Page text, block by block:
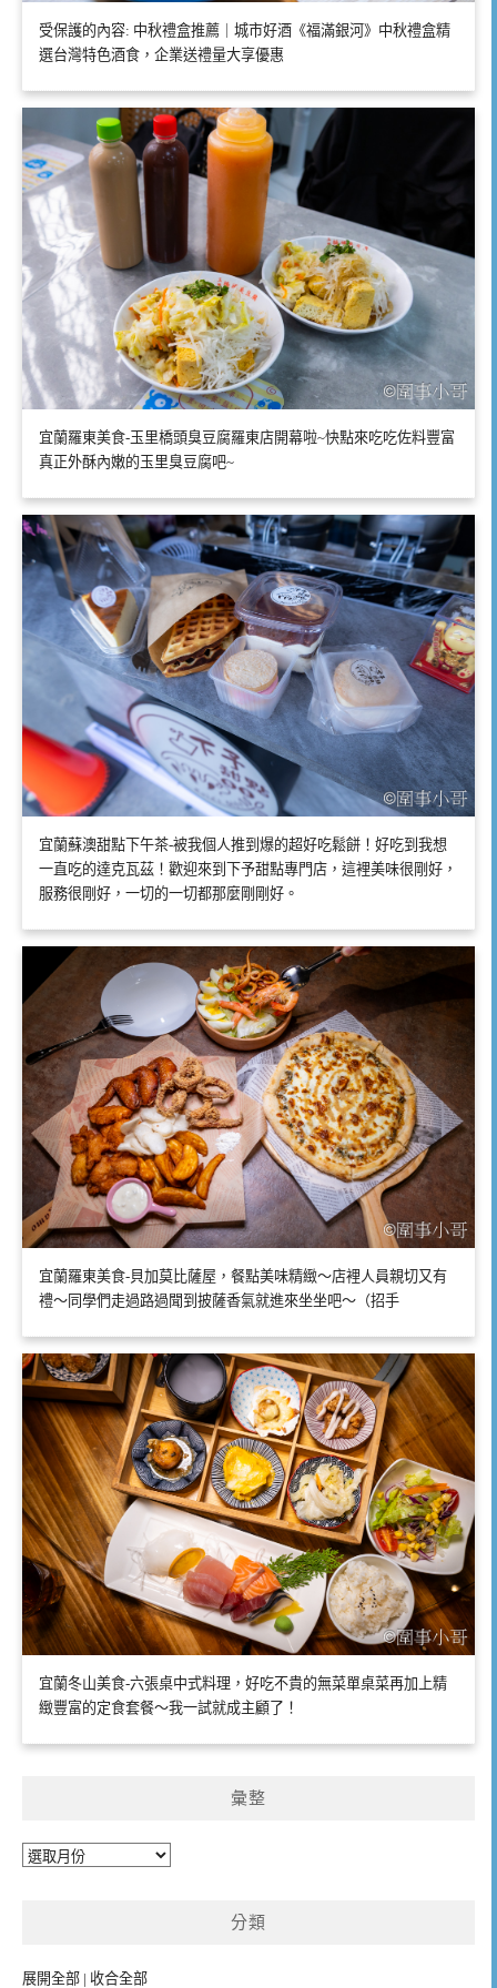
受保護的內容: 中秋禮盒推薦｜城市好酒《福滿銀河》中秋禮盒精
選台灣特色酒食，企業送禮量大享優惠
宜蘭羅東美食-玉里橋頭臭豆腐羅東店開幕啦~快點來吃吃佐料豐富
真正外酥內嫩的玉里臭豆腐吧~
宜蘭蘇澳甜點下午茶-被我個人推到爆的超好吃鬆餅！好吃到我想
一直吃的達克瓦茲！歡迎來到下予甜點專門店，這裡美味很剛好，
服務很剛好，一切的一切都那麼剛剛好。
宜蘭羅東美食-貝加莫比薩屋，餐點美味精緻～店裡人員親切又有
禮～同學們走過路過聞到披薩香氣就進來坐坐吧～（招手
宜蘭冬山美食-六張桌中式料理，好吃不貴的無菜單桌菜再加上精
緻豐富的定食套餐～我一試就成主顧了！
彙整
彙
分類
展開全部 | 收合全部